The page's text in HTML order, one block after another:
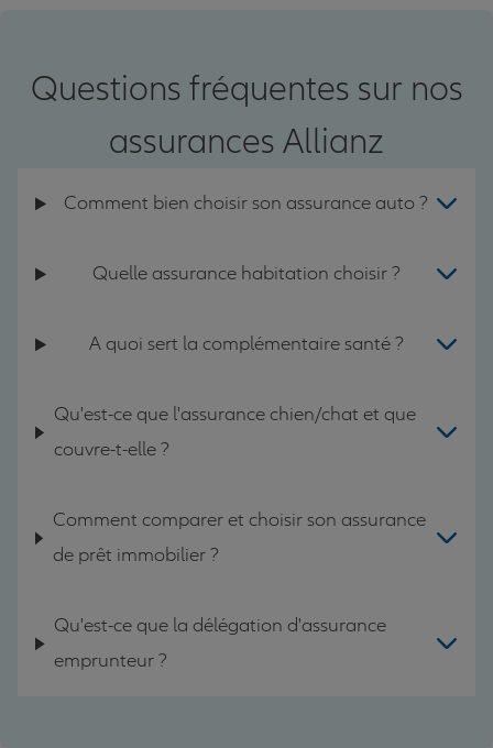
Questions fréquentes sur nos
assurances Allianz
Comment bien choisir son assurance auto ?
Quelle assurance habitation choisir ?
A quoi sert la complémentaire santé ?
Qu'est-ce que l'assurance chien/chat et que
couvre-t-elle ?
Comment comparer et choisir son assurance
de prêt immobilier ?
Qu'est-ce que la délégation d'assurance
emprunteur ?